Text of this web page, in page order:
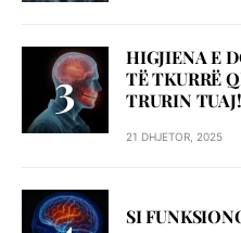
HIGJIENA E
TË TKURRË
TRURIN TUAJ!
21 DHJETOR, 2025
SI